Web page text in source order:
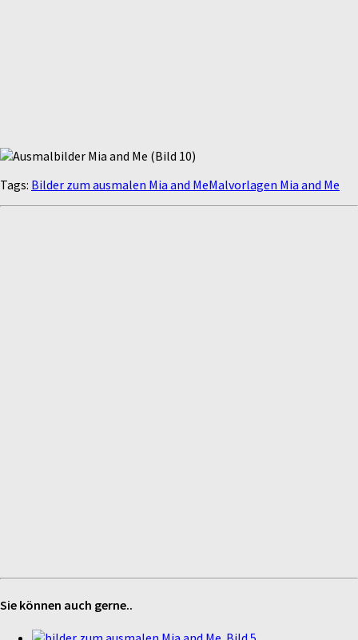
Tags: Bilder zum ausmalen Mia and MeMalvorlagen Mia and Me
Sie können auch gerne..